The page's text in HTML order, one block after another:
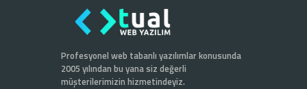
Profesyonel web tabanlı yazılımlar konusunda
2005 yılından bu yana siz değerli
müşterilerimizin hizmetindeyiz.